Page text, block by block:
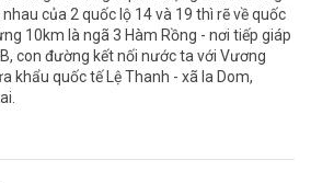
của 2 quốc lộ 14 và 19 thì rẽ về quốc
10km là ngã 3 Hàm Rồng - nơi tiếp giáp
con đường kết nối nước ta với Vương
khẩu quốc tế Lệ Thanh - xã Ia Dom,